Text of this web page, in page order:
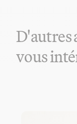
D'autres
vous